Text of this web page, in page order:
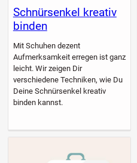
Schnürsenkel kreativ
binden
Mit Schuhen dezent
Aufmerksamkeit erregen ist ganz
leicht. Wir zeigen Dir
verschiedene Techniken, wie Du
Deine Schnürsenkel kreativ
binden kannst.